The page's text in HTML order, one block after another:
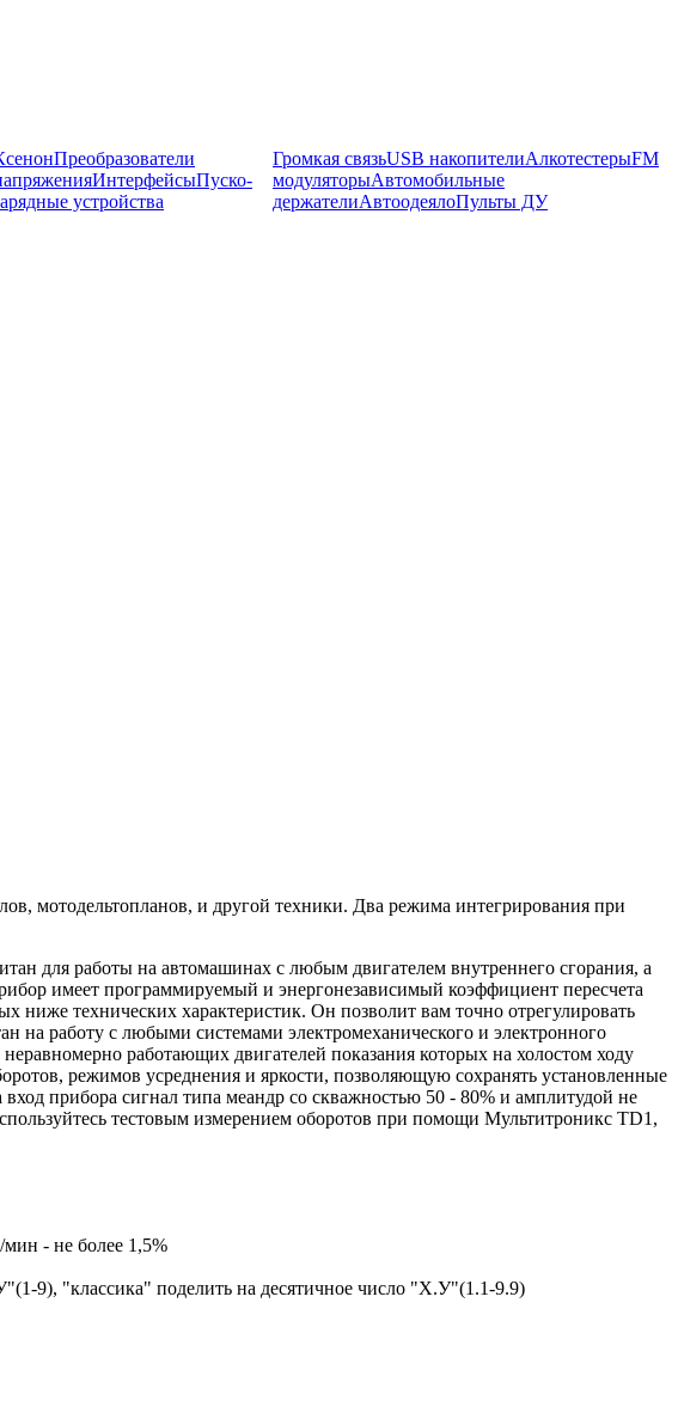
Преобразователи
ИнтерфейсыПуско-
устройства
Громкая связьUSB накопителиАлкотестерыFM
модуляторыАвтомобильные
держателиАвтоодеялоПульты ДУ
мотодельтопланов, и другой техники. Два режима интегрирования при
для работы на автомашинах с любым двигателем внутреннего сгорания, а
имеет программируемый и энергонезависимый коэффициент пересчета
ниже технических характеристик. Он позволит вам точно отрегулировать
на работу с любыми системами электромеханического и электронного
работающих двигателей показания которых на холостом ходу
режимов усреднения и яркости, позволяющую сохранять установленные
прибора сигнал типа меандр со скважностью 50 - 80% и амплитудой не
тестовым измерением оборотов при помощи Мультитроникс TD1,
- не более 1,5%
9), "классика" поделить на десятичное число "Х.У"(1.1-9.9)